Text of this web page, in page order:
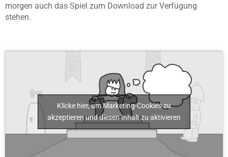
morgen auch das Spiel zum Download zur Verfügung
stehen.
Klicke hier, um Marketing-Cookies zu
akzeptieren und diesen Inhalt zu aktivieren